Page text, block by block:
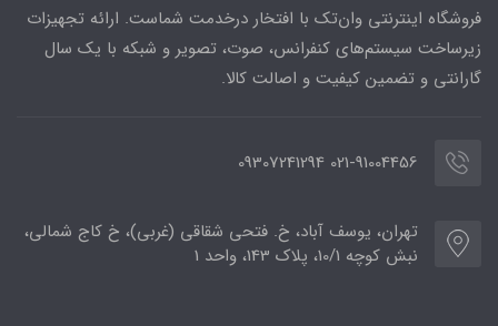
فروشگاه اینترنتی وان‌تک با افتخار درخدمت شماست. ارائه تجهیزات
زیرساخت سیستم‌های کنفرانس، صوت، تصویر و شبکه با یک سال
گارانتی و تضمین کیفیت و اصالت کالا.
021-91004456 09307241294
تهران، یوسف آباد، خ. فتحی شقاقی (غربی)، خ کاج شمالی،
نبش کوچه 10/1، پلاک 143، واحد 1